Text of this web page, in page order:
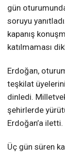
gün
soruyu
kapanış
katılmaması
Erdoğan,
teşkilat
dinledi.
şehirlerde
Erdoğan’a iletti.
Üç gün süren